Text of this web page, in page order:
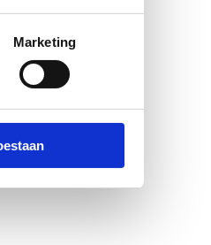
Marketing